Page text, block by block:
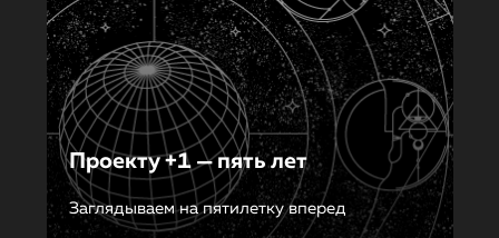
Проекту +1 — пять лет
Заглядываем на пятилетку вперед